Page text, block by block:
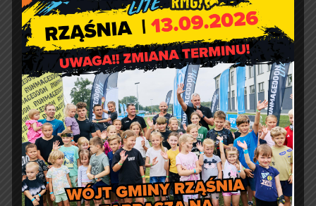
Biblioteka w Rząśni
zaprasza na Mikołajki